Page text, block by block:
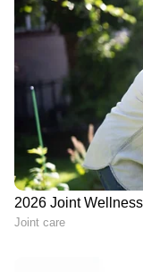
സംഘടിപ്പിക്കും
നിയമസഭാ
ഗുജറാത്തിൽ
സംവദിക്കും